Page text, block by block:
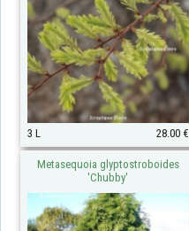
3 L 28.00 €
Metasequoia glyptostroboides
'Chubby'